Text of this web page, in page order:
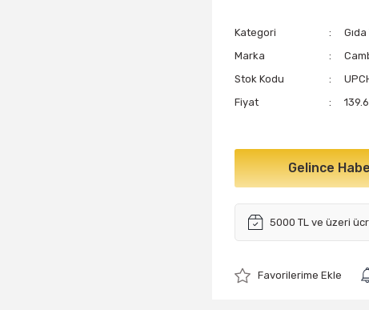
Kategori
Marka
Stok Kodu
Fiyat
Gelince
5000 TL ve üzeri